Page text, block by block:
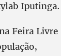
Iputinga.
Feira Livre